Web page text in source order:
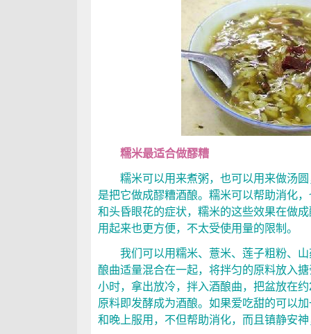
糯米最适合做醪糟
糯米可以用来煮粥，也可以用来做汤圆
是把它做成醪糟酒酿。糯米可以帮助消化
和头昏眼花的症状，糯米的这些效果在做
用起来也更方便，不太受使用量的限制。
我们可以用糯米、薏米、莲子粗粉、山
酿曲适量混合在一起，将拌匀的原料放入
小时，拿出放冷，拌入酒酿曲，把盆放在
原料即发酵成为酒酿。如果爱吃甜的可以
和晚上服用，不但帮助消化，而且镇静安